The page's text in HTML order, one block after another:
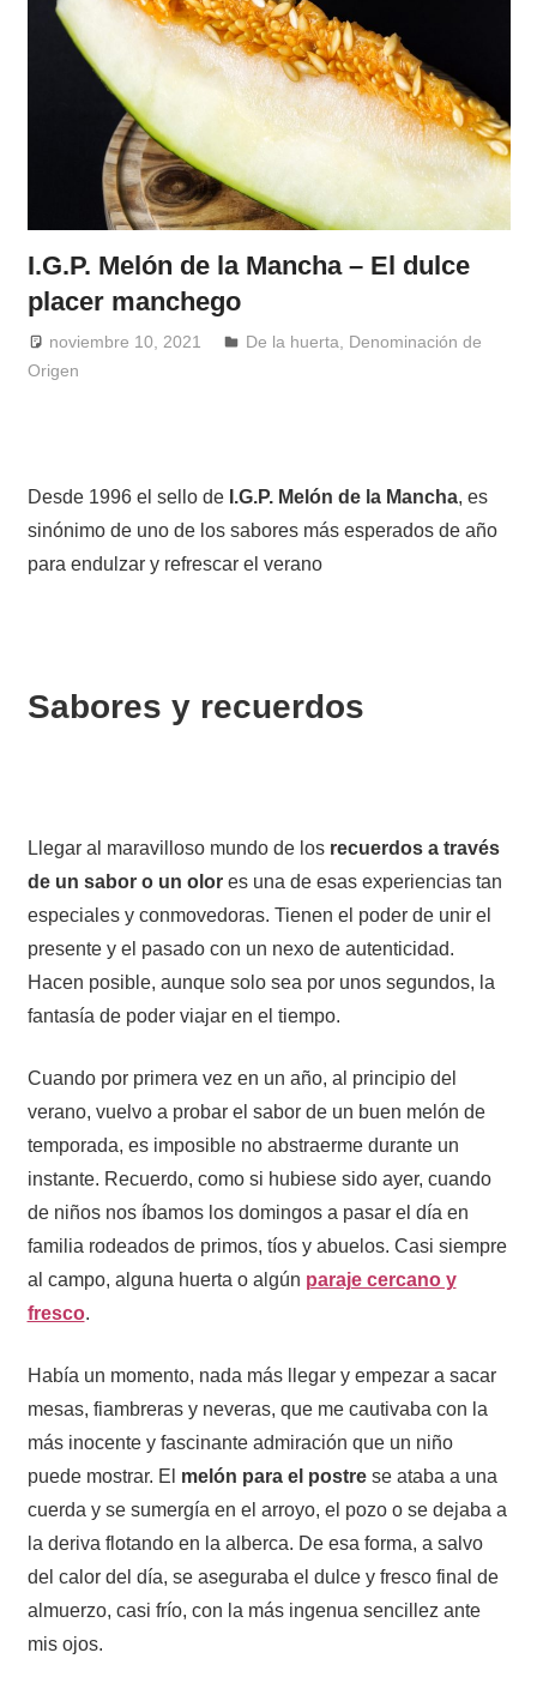
I.G.P. Melón de la Mancha – El dulce
placer manchego
noviembre 10, 2021 Windrose
De la huerta
Denominación de
Origen
Desde 1996 el sello de I.G.P. Melón de la Mancha, es
sinónimo de uno de los sabores más esperados de año
para endulzar y refrescar el verano
Sabores y recuerdos
Llegar al maravilloso mundo de los recuerdos a través
de un sabor o un olor es una de esas experiencias tan
especiales y conmovedoras. Tienen el poder de unir el
presente y el pasado con un nexo de autenticidad.
Hacen posible, aunque solo sea por unos segundos, la
fantasía de poder viajar en el tiempo.
Cuando por primera vez en un año, al principio del
verano, vuelvo a probar el sabor de un buen melón de
temporada, es imposible no abstraerme durante un
instante. Recuerdo, como si hubiese sido ayer, cuando
de niños nos íbamos los domingos a pasar el día en
familia rodeados de primos, tíos y abuelos. Casi siempre
al campo, alguna huerta o algún paraje cercano y
fresco.
Había un momento, nada más llegar y empezar a sacar
mesas, fiambreras y neveras, que me cautivaba con la
más inocente y fascinante admiración que un niño
puede mostrar. El melón para el postrese ataba a una
cuerda y se sumergía en el arroyo, el pozo o se dejaba a
la deriva flotando en la alberca. De esa forma, a salvo
del calor del día, se aseguraba el dulce y fresco final de
almuerzo, casi frío, con la más ingenua sencillez ante
mis ojos.